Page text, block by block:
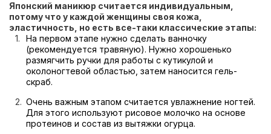
Японский маникюр считается индивидуальным,
потому что у каждой женщины своя кожа,
эластичность, но есть все-таки классические этапы:
На первом этапе нужно сделать ванночку
(рекомендуется травяную). Нужно хорошенько
размягчить ручки для работы с кутикулой и
околоногтевой областью, затем наносится гель-
скраб.
Очень важным этапом считается увлажнение ногтей.
Для этого используют рисовое молочко на основе
протеинов и состав из вытяжки огурца.